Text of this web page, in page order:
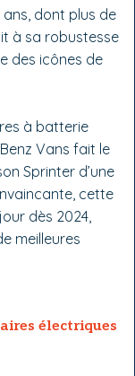
dont plus de
à sa robustesse
des icônes de
à batterie
Vans fait le
Sprinter d’une
cette
dès 2024,
meilleures
électriques